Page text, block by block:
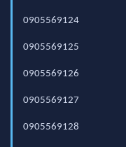
0905569124
0905569125
0905569126
0905569127
0905569128